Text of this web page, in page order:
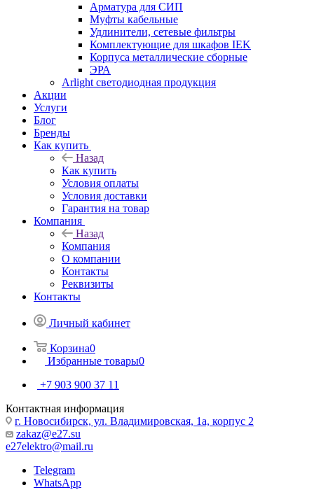
Арматура для СИП
Муфты кабельные
Удлинители, сетевые фильтры
Комплектующие для шкафов IEK
Корпуса металлические сборные
ЭРА
Arlight светодиодная продукция
Акции
Услуги
Блог
Бренды
Как купить
Назад
Как купить
Условия оплаты
Условия доставки
Гарантия на товар
Компания
Назад
Компания
О компании
Контакты
Реквизиты
Контакты
Личный кабинет
Корзина0
Избранные товары0
+7 903 900 37 11
Контактная информация
г. Новосибирск, ул. Владимировская, 1а, корпус 2
zakaz@e27.su
e27elektro@mail.ru
Telegram
WhatsApp